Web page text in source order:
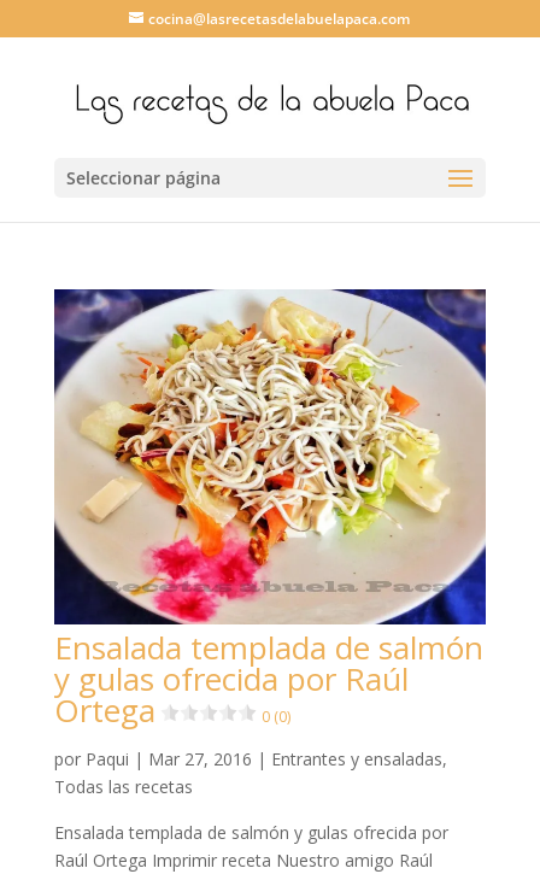
cocina@lasrecetasdelabuelapaca.com
Seleccionar página
Ensalada templada de salmón
y gulas ofrecida por Raúl
Ortega 0 (0)
por Paqui | Mar 27, 2016 | Entrantes y ensaladas,
Todas las recetas
Ensalada templada de salmón y gulas ofrecida por
Raúl Ortega Imprimir receta Nuestro amigo Raúl